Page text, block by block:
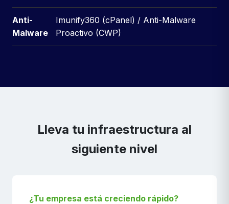
Anti-
Malware
Imunify360 (cPanel) / Anti-Malware
Proactivo (CWP)
Lleva tu infraestructura al
siguiente nivel
¿Tu empresa está creciendo rápido?